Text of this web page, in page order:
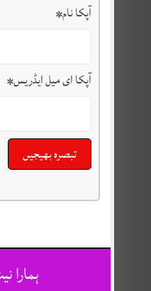
آپکا نام*
آپکا ای میل ایڈریس*
ہمارا